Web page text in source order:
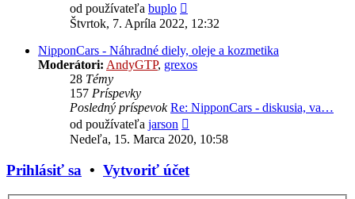
od používateľa buplo
posledný
Štvrtok, 7. Apríla 2022, 12:32
NipponCars - Náhradné diely, oleje a kozmetika
Moderátori: AndyGTP, grexos
28 Témy
157 Príspevky
Posledný príspevok Re: NipponCars - diskusia, va…
od používateľa jarson
posledný
Nedeľa, 15. Marca 2020, 10:58
Prihlásiť sa • Vytvoriť účet